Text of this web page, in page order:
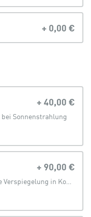
+ 0,00 €
+40,00 €
Sonnenstrahlung
+ 90,00 €
Stylische Verspiegelung in Kombination mit Sonnenbrillentönung